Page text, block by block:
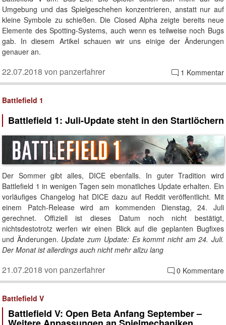
Umgebung und das Spielgeschehen konzentrieren, anstatt nur auf
kleine Symbole zu schießen. Die Closed Alpha zeigte bereits neue
Elemente des Spotting-Systems, auch wenn es teilweise noch Bugs
gab. In diesem Artikel schauen wir uns einige der Änderungen
genauer an.
1 Kommentar
22.07.2018 von panzerfahrer
Battlefield 1
Battlefield 1: Juli-Update steht in den Startlöchern
Der Sommer gibt alles, DICE ebenfalls. In guter Tradition wird
Battlefield 1 in wenigen Tagen sein monatliches Update erhalten. Ein
vorläufiges Changelog hat DICE dazu auf Reddit veröffentlicht. Mit
einem Patch-Release wird am kommenden Dienstag, 24. Juli
gerechnet. Offiziell ist dieses Datum noch nicht bestätigt,
nichtsdestotrotz werfen wir einen Blick auf die geplanten Bugfixes
und Änderungen. Update zum Update: Es kommt nicht am 24. Juli.
Der Monat ist allerdings auch nicht mehr allzu lang
0 Kommentare
21.07.2018 von panzerfahrer
Battlefield V
Battlefield V: Open Beta Anfang September –